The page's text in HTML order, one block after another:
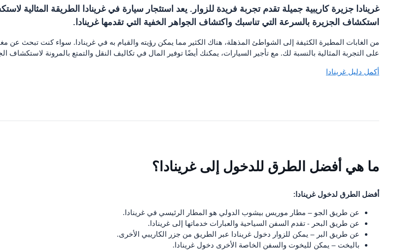
غرينادا جزيرة كاريبية جميلة تقدم تجربة فريدة للزوار. يعد استئجار سيارة في غرينادا الطريقة المثالية
استكشاف الجزيرة بالسرعة التي تناسبك واكتشاف الجواهر الخفية التي تقدمها غرينادا.
من الغابات المطيرة الكثيفة إلى الشواطئ المذهلة، هناك الكثير مما يمكن رؤيته والقيام به في غرينادا. سواء كنت تبحث عن
على التجربة المثالية بالنسبة لك. مع تأجير السيارات، يمكنك أيضًا توفير المال في تكاليف النقل والتمتع بالمرونة لاستكشاف
أكمل دليل غرينادا
ما هي أفضل الطرق للدخول إلى غرينادا؟
أفضل الطرق لدخول غرينادا:
عن طريق الجو – مطار موريس بيشوب الدولي هو المطار الرئيسي في غرينادا.
عن طريق البحر - تقدم السفن السياحية والعبارات خدماتها إلى غرينادا.
عن طريق البر – يمكن للزوار دخول غرينادا عبر الطريق من جزر الكاريبي الأخرى.
باليخت – يمكن لليخوت والسفن الخاصة الأخرى دخول غرينادا.